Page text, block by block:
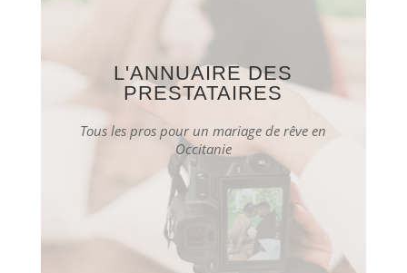
L'ANNUAIRE DES
PRESTATAIRES
Tous les pros pour un mariage de rêve en
Occitanie